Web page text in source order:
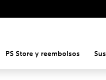
PS Store y reembolsos